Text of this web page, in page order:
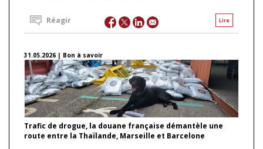
Lire
Réagir
31.05.2026 | Bon à savoir
Trafic de drogue, la douane française démantèle une
route entre la Thaïlande, Marseille et Barcelone